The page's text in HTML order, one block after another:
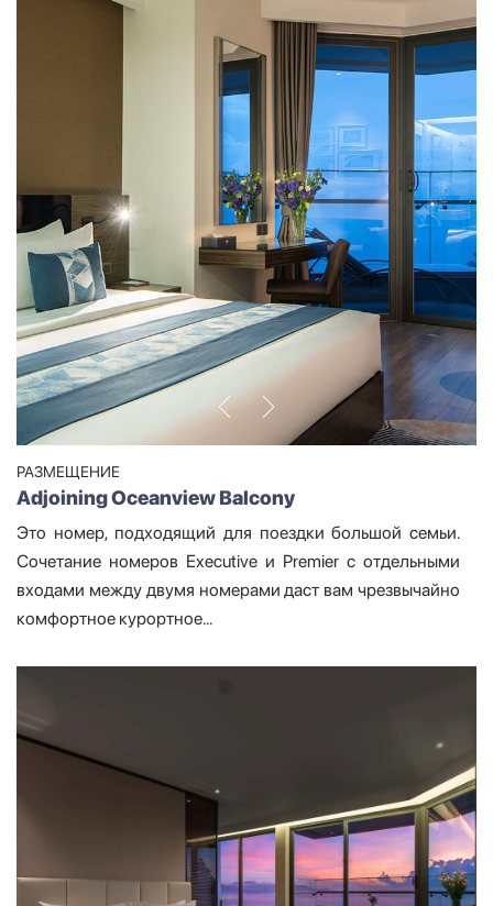
РАЗМЕЩЕНИЕ
Adjoining Oceanview Balcony
Это номер, подходящий для поездки большой семьи.
Сочетание номеров Executive и Premier с отдельными
входами между двумя номерами даст вам чрезвычайно
комфортное курортное...